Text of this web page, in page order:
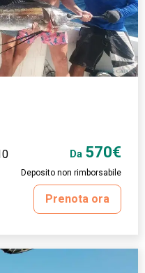
Da 570€
Deposito non rimborsabile
Prenota ora